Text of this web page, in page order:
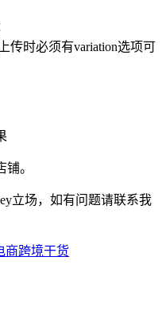
传时必须有variation选项可
。
立场，如有问题请联系我
商跨境干货